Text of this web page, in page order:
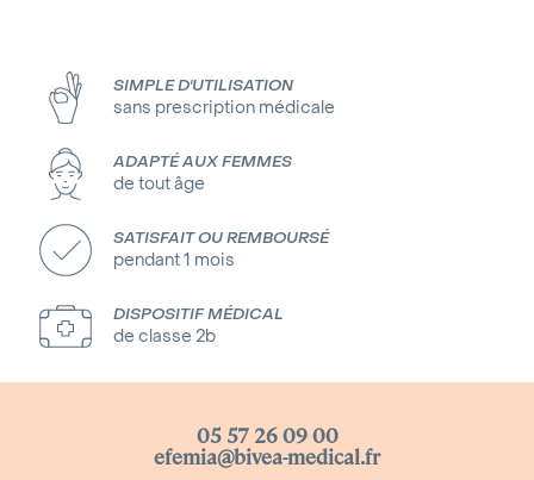
SIMPLE D'UTILISATION
sans prescription médicale
ADAPTÉ AUX FEMMES
de tout âge
SATISFAIT OU REMBOURSÉ
pendant 1 mois
DISPOSITIF MÉDICAL
de classe 2b
05 57 26 09 00
efemia@bivea-medical.fr